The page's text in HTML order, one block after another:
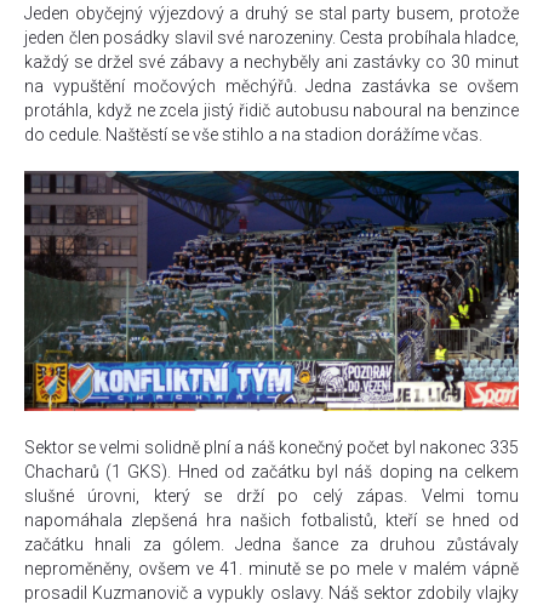
Jeden obyčejný výjezdový a druhý se stal party busem, protože
jeden člen posádky slavil své narozeniny. Cesta probíhala hladce,
každý se držel své zábavy a nechyběly ani zastávky co 30 minut
na vypuštění močových měchýřů. Jedna zastávka se ovšem
protáhla, když ne zcela jistý řidič autobusu naboural na benzince
do cedule. Naštěstí se vše stihlo a na stadion dorážíme včas.
Sektor se velmi solidně plní a náš konečný počet byl nakonec 335
Chacharů (1 GKS). Hned od začátku byl náš doping na celkem
slušné úrovni, který se drží po celý zápas. Velmi tomu
napomáhala zlepšená hra našich fotbalistů, kteří se hned od
začátku hnali za gólem. Jedna šance za druhou zůstávaly
neproměněny, ovšem ve 41. minutě se po mele v malém vápně
prosadil Kuzmanovič a vypukly oslavy. Náš sektor zdobily vlajky